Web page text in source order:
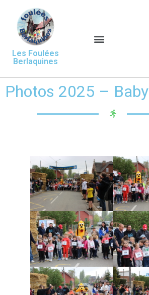
Les Foulées
Berlaquines
Photos 2025 – Baby